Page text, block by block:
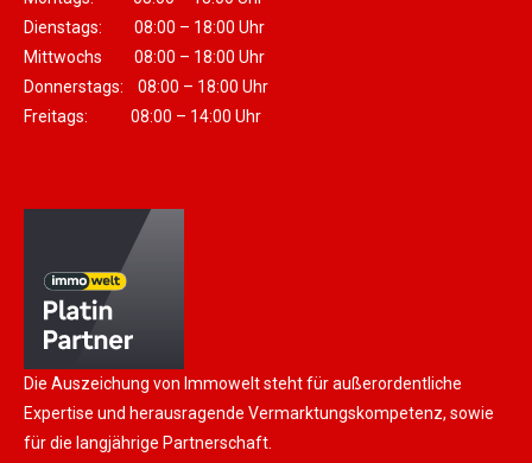
Dienstags: 08:00 – 18:00 Uhr
Mittwochs 08:00 – 18:00 Uhr
Donnerstags: 08:00 – 18:00 Uhr
Freitags: 08:00 – 14:00 Uhr
Die Auszeichung von Immowelt steht für außerordentliche
Expertise und herausragende Vermarktungskompetenz, sowie
für die langjährige Partnerschaft.